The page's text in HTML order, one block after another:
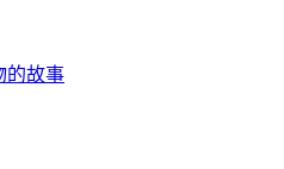
的故事